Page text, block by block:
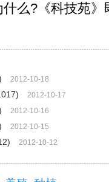
么?《科技苑》
2012-10-18
2012-10-17
2012-10-16
2012-10-15
2012-10-12